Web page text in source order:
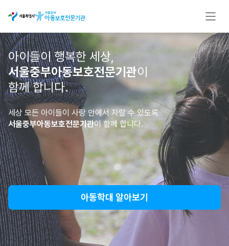
아이들이 행복한 세상,
서울중부아동보호전문기관이
함께 합니다.
세상 모든 아이들이 사랑 안에서 자랄 수 있도록
서울중부아동보호전문기관이 함께 합니다.
아동학대 알아보기